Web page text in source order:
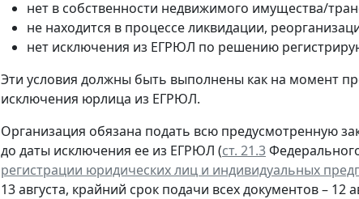
нет в собственности недвижимого имущества/
не находится в процессе ликвидации,
нет исключения из ЕГРЮЛ по решению
Эти условия должны быть выполнены как на момент
исключения юрлица из ЕГРЮЛ.
Организация обязана подать всю предусмотренную
до даты исключения ее из ЕГРЮЛ (ст. 21.3
регистрации юридических лиц и индивидуальных
13 августа, крайний срок подачи всех документов – 12